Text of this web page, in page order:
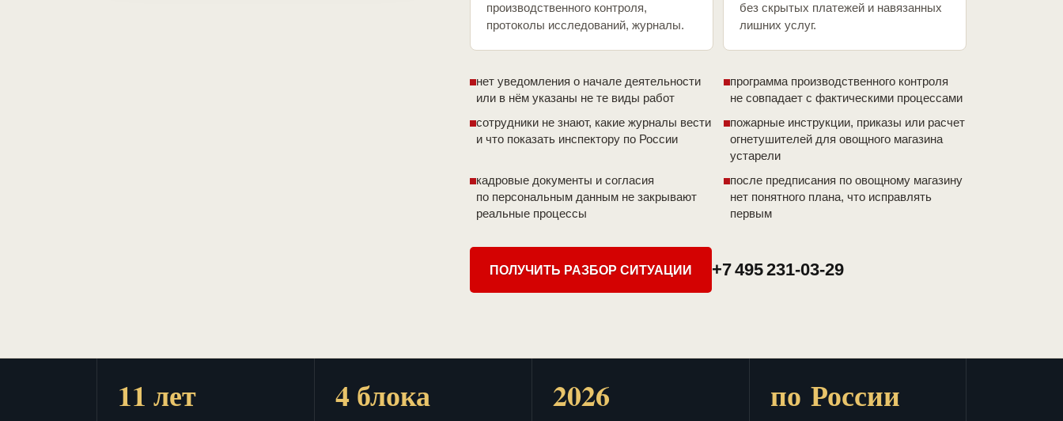
производственного контроля,
протоколы исследований, журналы.
без скрытых платежей и навязанных
лишних услуг.
нет уведомления о начале деятельности
или в нём указаны не те виды работ
программа производственного контроля
не совпадает с фактическими процессами
сотрудники не знают, какие журналы вести
и что показать инспектору по России
пожарные инструкции, приказы или расчет
огнетушителей для овощного магазина
устарели
кадровые документы и согласия
по персональным данным не закрывают
реальные процессы
после предписания по овощному магазину
нет понятного плана, что исправлять
первым
ПОЛУЧИТЬ РАЗБОР СИТУАЦИИ +7 495 231-03-29
11 лет 4 блока 2026 по России